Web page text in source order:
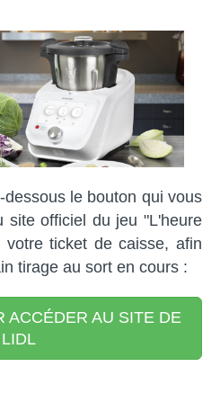
le bouton qui vous
site officiel du jeu "L'heure
ticket de caisse, afin
tirage au sort en cours :
ACCÉDER AU SITE DE
LIDL